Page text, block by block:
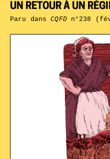
UN RETOUR À UN
Paru dansCQFDn°238